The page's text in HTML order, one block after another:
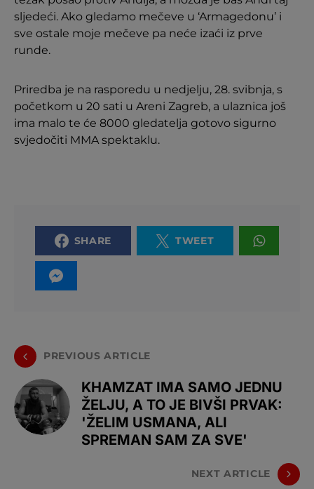
sljedeći. Ako gledamo mečeve u ‘Armagedonu’ i
sve ostale moje mečeve pa neće izaći iz prve
runde.
Priredba je na rasporedu u nedjelju, 28. svibnja, s
početkom u 20 sati u Areni Zagreb, a ulaznica još
ima malo te će 8000 gledatelja gotovo sigurno
svjedočiti MMA spektaklu.
SHARE TWEET
PREVIOUS ARTICLE
KHAMZAT IMA SAMO JEDNU
ŽELJU, A TO JE BIVŠI PRVAK:
'ŽELIM USMANA, ALI
SPREMAN SAM ZA SVE'
NEXT ARTICLE